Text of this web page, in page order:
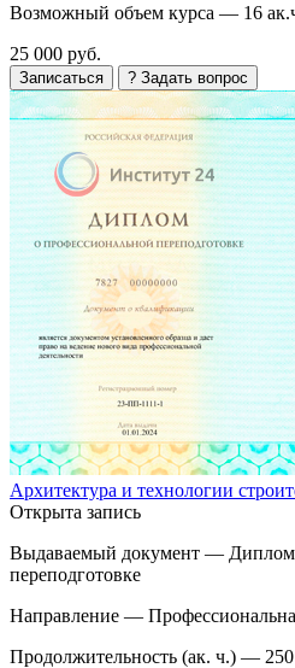
Возможный объем курса — 16
25 000 руб.
Записаться ? Задать вопрос
Архитектура и технологии
Открыта запись
Выдаваемый документ — Диплом
переподготовке
Направление —
Продолжительность (ак. ч.) —